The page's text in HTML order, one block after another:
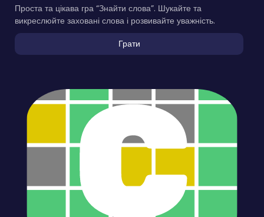
Проста та цікава гра “Знайти слова”. Шукайте та
викреслюйте заховані слова і розвивайте уважність.
Грати